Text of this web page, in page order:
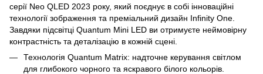
серії Neo QLED 2023 року, який поєднує в собі інноваційні
технології зображення та преміальний дизайн Infinity One.
Завдяки підсвітці Quantum Mini LED ви отримуєте неймовірну
контрастність та деталізацію в кожній сцені.
Технологія Quantum Matrix: надточне керування світлом
для глибокого чорного та яскравого білого кольорів.